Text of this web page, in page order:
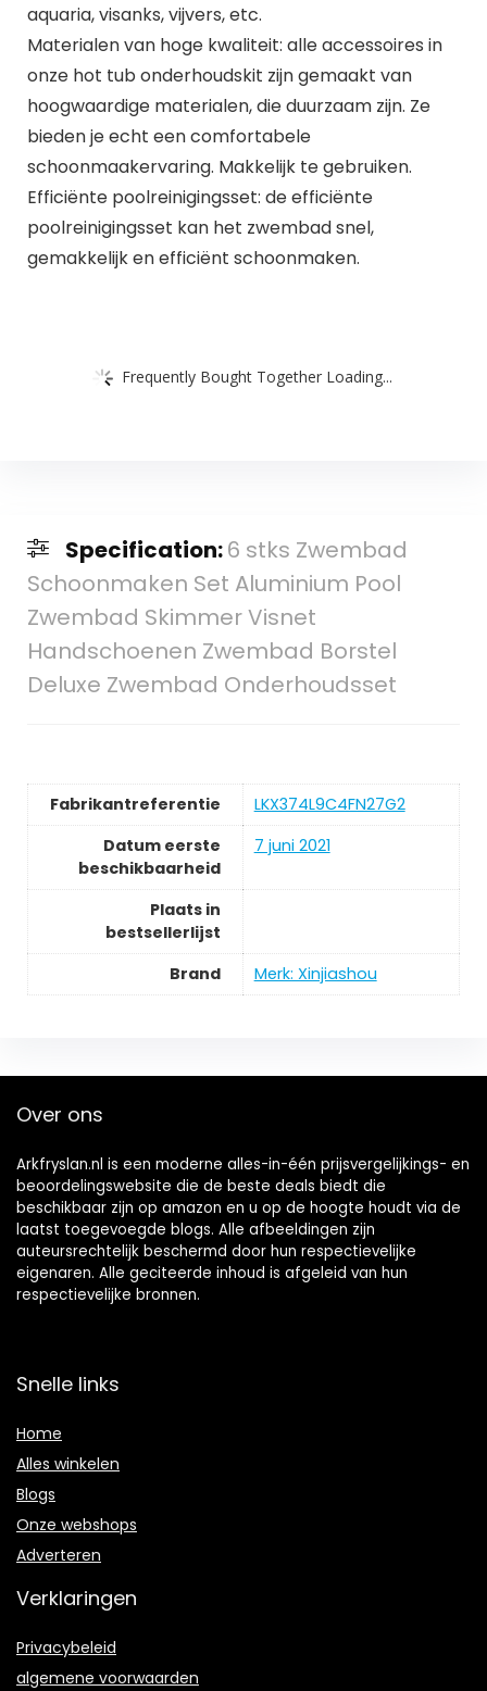
aquaria, visanks, vijvers, etc.
Materialen van hoge kwaliteit: alle accessoires in
onze hot tub onderhoudskit zijn gemaakt van
hoogwaardige materialen, die duurzaam zijn. Ze
bieden je echt een comfortabele
schoonmaakervaring. Makkelijk te gebruiken.
Efficiënte poolreinigingsset: de efficiënte
poolreinigingsset kan het zwembad snel,
gemakkelijk en efficiënt schoonmaken.
Frequently Bought Together Loading...
Specification:6 stks Zwembad
Schoonmaken Set Aluminium Pool
Zwembad Skimmer Visnet
Handschoenen Zwembad Borstel
Deluxe Zwembad Onderhoudsset
Fabrikantreferentie
LKX374L9C4FN27G2
Datum eerste
beschikbaarheid
7 juni 2021
Plaats in
bestsellerlijst
Brand
Merk: Xinjiashou
Over ons
Arkfryslan.nl is een moderne alles-in-één prijsvergelijkings- en
beoordelingswebsite die de beste deals biedt die
beschikbaar zijn op amazon en u op de hoogte houdt via de
laatst toegevoegde blogs. Alle afbeeldingen zijn
auteursrechtelijk beschermd door hun respectievelijke
eigenaren. Alle geciteerde inhoud is afgeleid van hun
respectievelijke bronnen.
Snelle links
Home
Alles winkelen
Blogs
Onze webshops
Adverteren
Verklaringen
Privacybeleid
algemene voorwaarden